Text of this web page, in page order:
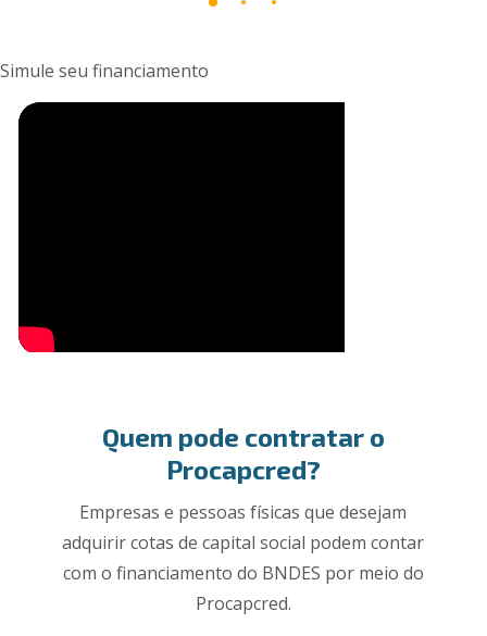
Simule seu financiamento
Quem pode contratar o
Procapcred?
Empresas e pessoas físicas que desejam
adquirir cotas de capital social podem contar
com o financiamento do BNDES por meio do
Procapcred.